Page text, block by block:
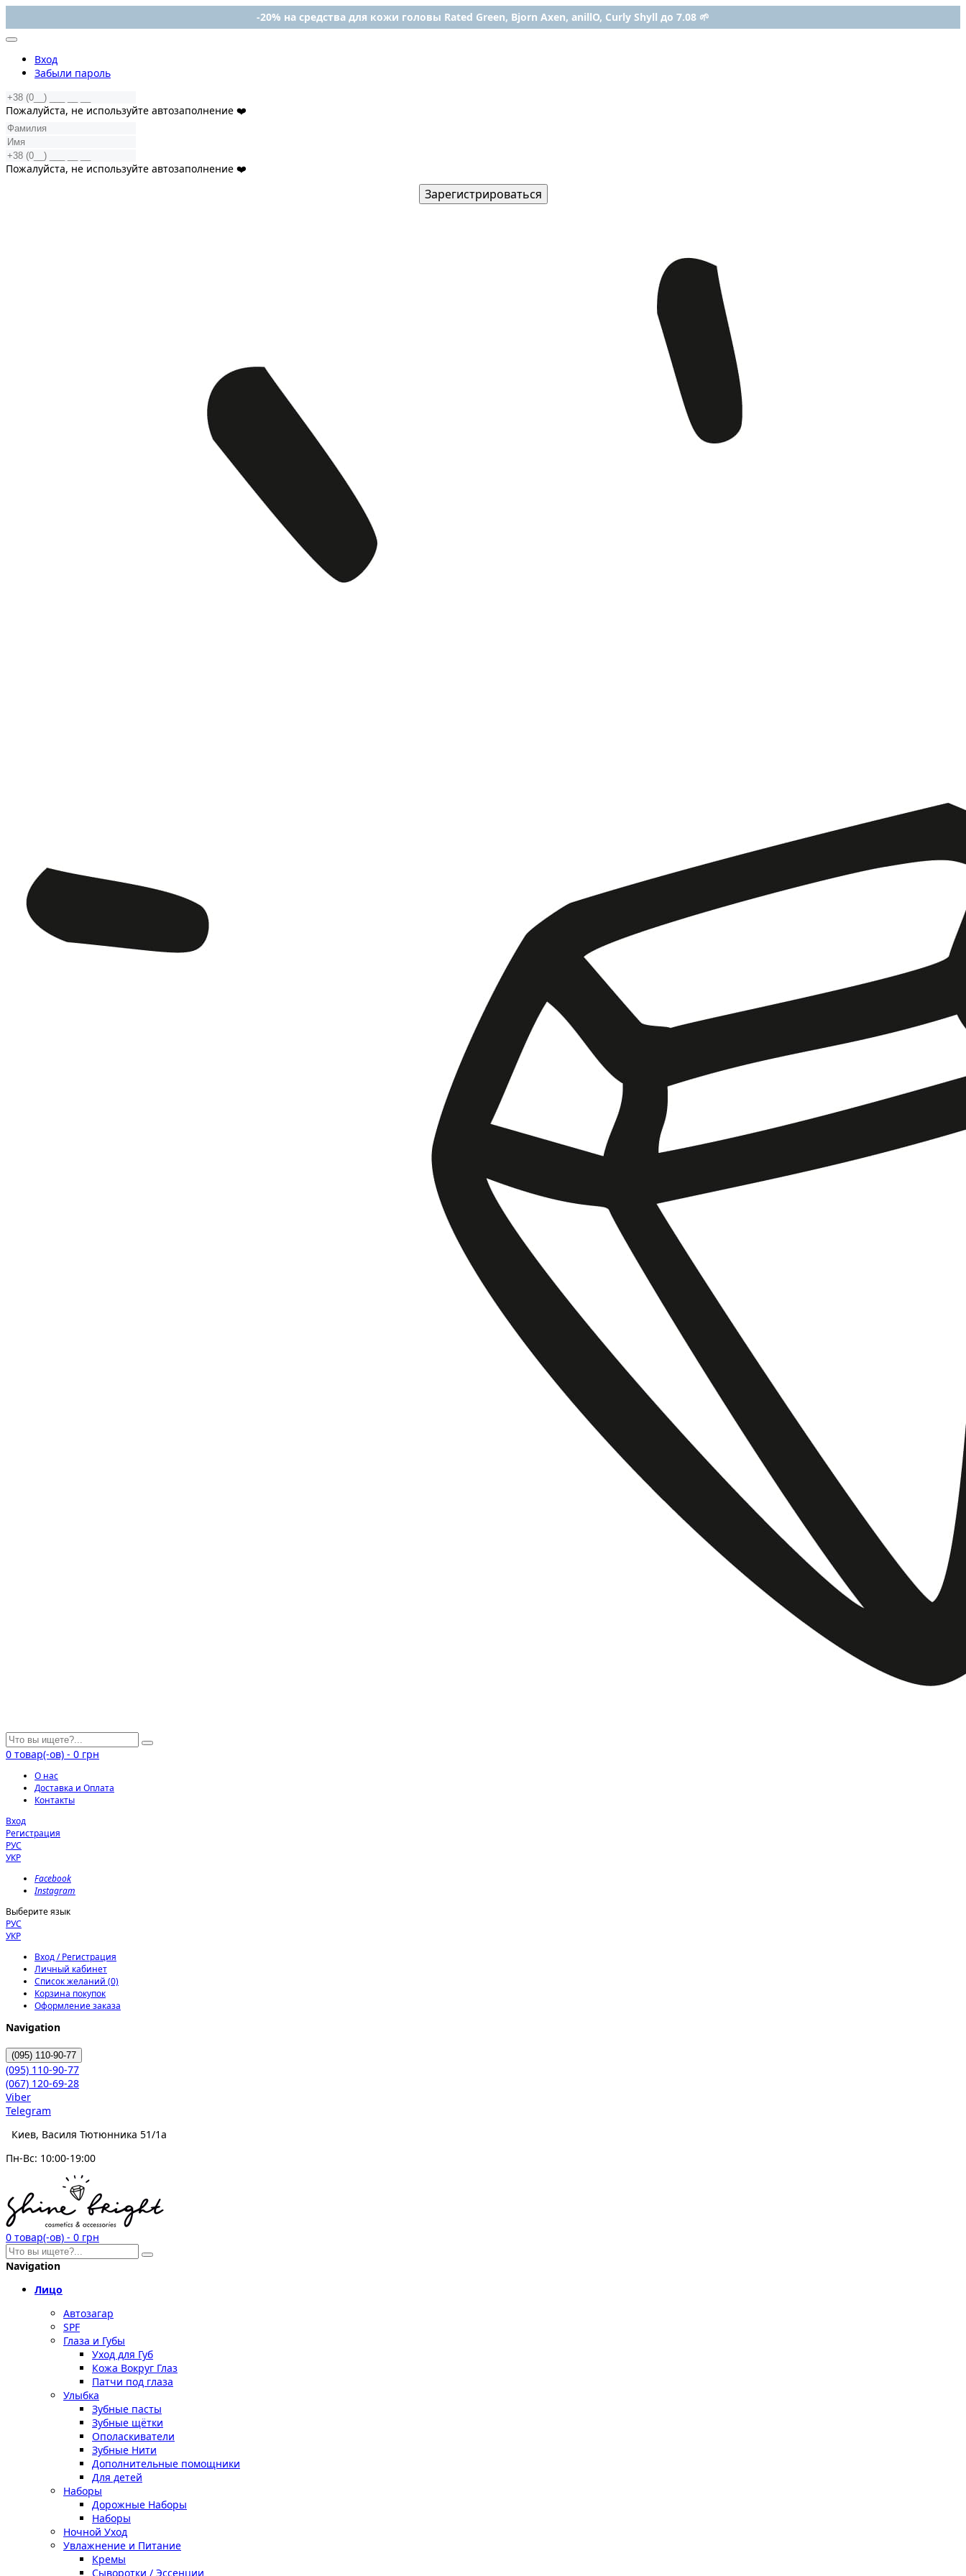
-20% на средства для кожи головы Rated Green, Bjorn Axen, anillO, Curly Shyll до 7.08 🌱
Вход
Забыли пароль
Пожалуйста, не используйте автозаполнение ❤️
Пожалуйста, не используйте автозаполнение ❤️
Зарегистрироваться
0 товар(-ов) - 0 грн
О нас
Доставка и Оплата
Контакты
Вход
Регистрация
РУС
УКР
Facebook
Instagram
Выберите язык
РУС
УКР
Вход / Регистрация
Личный кабинет
Список желаний (0)
Корзина покупок
Оформление заказа
Navigation
(095) 110-90-77
(095) 110-90-77
(067) 120-69-28
Viber
Telegram
Киев, Василя Тютюнника 51/1а
Пн-Вс: 10:00-19:00
0 товар(-ов) - 0 грн
Navigation
Лицо
Автозагар
SPF
Глаза и Губы
Уход для Губ
Кожа Вокруг Глаз
Патчи под глаза
Улыбка
Зубные пасты
Зубные щётки
Ополаскиватели
Зубные Нити
Дополнительные помощники
Для детей
Наборы
Дорожные Наборы
Наборы
Ночной Уход
Увлажнение и Питание
Кремы
Сыворотки / Эссенции